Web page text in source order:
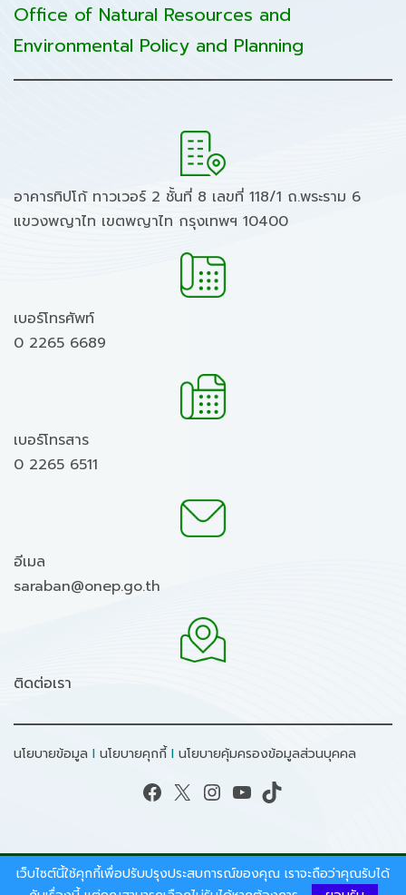
Office of Natural Resources and
Environmental Policy and Planning
อาคารทิปโก้ ทาวเวอร์ 2 ชั้นที่ 8 เลขที่ 118/1 ถ.พระราม 6
แขวงพญาไท เขตพญาไท กรุงเทพฯ 10400
เบอร์โทรศัพท์
0 2265 6689
เบอร์โทรสาร
0 2265 6511
อีเมล
saraban@onep.go.th
ติดต่อเรา
นโยบายข้อมูล I นโยบายคุกกี้ I นโยบายคุ้มครองข้อมูลส่วนบุคคล
Facebook X Instagram YouTube TikTok
สงวนลิขสิทธิ์ © 2026 - สำนักงานนโยบายและแผน
เว็บไซต์นี้ใช้คุกกี้เพื่อปรับปรุงประสบการณ์ของคุณ เราจะถือว่าคุณรับได้